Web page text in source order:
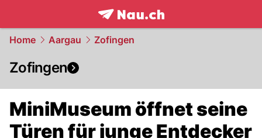
frontpage.NAU.ch
Home Aargau Zofingen
Zofingen
MiniMuseum öffnet seine
Türen für junge Entdecker